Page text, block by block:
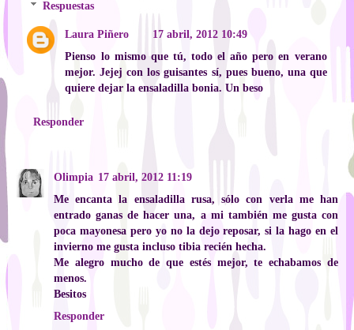
Respuestas
Laura Piñero
17 abril, 2012 10:49
Pienso lo mismo que tú, todo el año pero en verano
mejor. Jejej con los guisantes sí, pues bueno, una que
quiere dejar la ensaladilla bonia. Un beso
Responder
Olimpia 17 abril, 2012 11:19
Me encanta la ensaladilla rusa, sólo con verla me han
entrado ganas de hacer una, a mi también me gusta con
poca mayonesa pero yo no la dejo reposar, si la hago en el
invierno me gusta incluso tibia recién hecha.
Me alegro mucho de que estés mejor, te echabamos de
menos.
Besitos
Responder